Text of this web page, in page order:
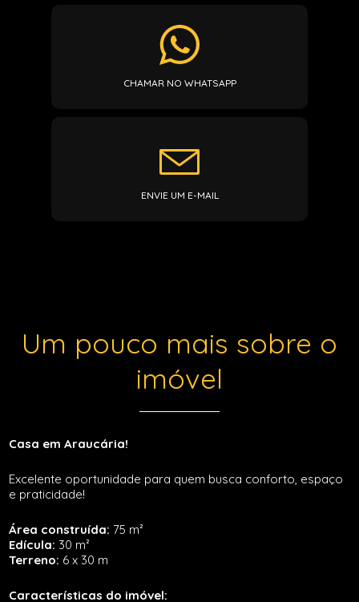
CHAMAR NO WHATSAPP
ENVIE UM E-MAIL
Um pouco mais sobre o
imóvel
Casa em Araucária!
Excelente oportunidade para quem busca conforto, espaço
e praticidade!
Área construída: 75 m²
Edícula: 30 m²
Terreno: 6 x 30 m
Características do imóvel: